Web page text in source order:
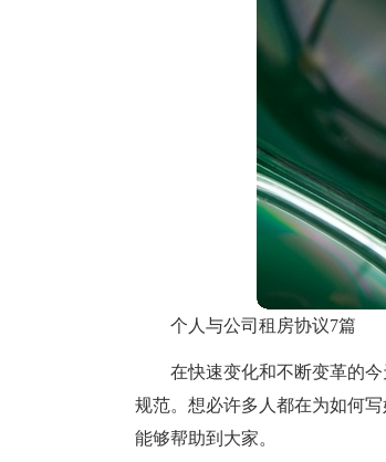
个人与公司租房协议7篇
在快速变化和不断变革的
规范。想必许多人都在为如何
能够帮助到大家。